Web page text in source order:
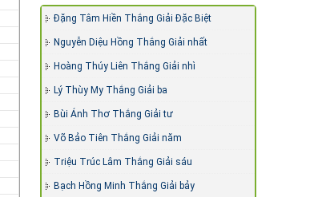
Đặng Tâm Hiền Thắng Giải Đặc Biệt
Nguyễn Diệu Hồng Thắng Giải nhất
Hoàng Thúy Liên Thắng Giải nhì
Lý Thùy My Thắng Giải ba
Bùi Ánh Thơ Thắng Giải tư
Võ Bảo Tiên Thắng Giải năm
Triệu Trúc Lâm Thắng Giải sáu
Bạch Hồng Minh Thắng Giải bảy